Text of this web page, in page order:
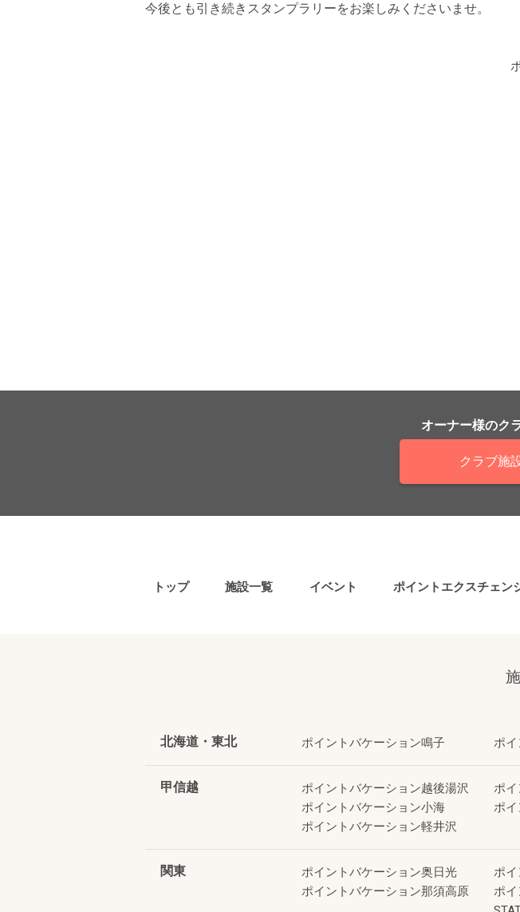
今後とも引き続きスタンプラリーをお楽しみくださいませ。
オーナー様のク
クラブ施
トップ 施設一覧 イベント ポイントエクスチェン
北海道・東北 ポイントバケーション鳴子 ポ
甲信越 ポイントバケーション越後湯沢 ポ
ポイントバケーション小海
ポ
ポイントバケーション軽井沢
関東 ポイントバケーション奥日光 ポ
ポイントバケーション那須高原
ポ